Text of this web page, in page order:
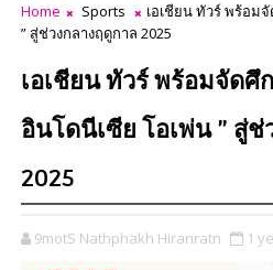
Home Sports
เอเชียน ทัวร์ พร้อม
” สู่ช่วงกลางฤดูกาล 2025
เอเชียน ทัวร์ พร้อมจัดศึ
อินโดนีเซีย โอเพ่น ” สู่ช่
2025
9motS Nathphakh Hiranratn 1